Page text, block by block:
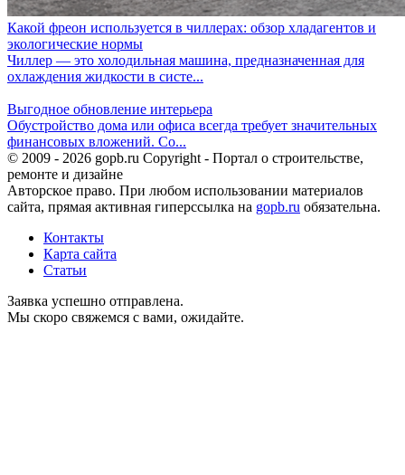
Какой фреон используется в чиллерах: обзор хладагентов и
экологические нормы
Чиллер — это холодильная машина, предназначенная для
охлаждения жидкости в систе...
Выгодное обновление интерьера
Обустройство дома или офиса всегда требует значительных
финансовых вложений. Со...
© 2009 - 2026 gopb.ru Copyright - Портал о строительстве,
ремонте и дизайне
Авторское право. При любом использовании материалов
сайта, прямая активная гиперссылка на gopb.ru обязательна.
Контакты
Карта сайта
Статьи
Заявка успешно отправлена.
Мы скоро свяжемся с вами, ожидайте.